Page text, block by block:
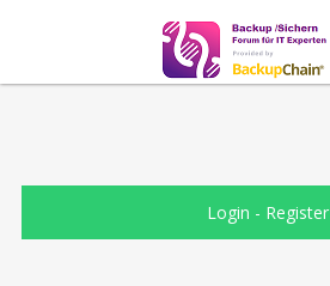
Login - Register